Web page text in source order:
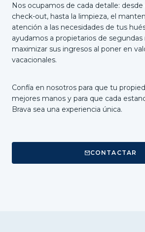
Nos ocupamos de cada detalle:
check-out, hasta la limpieza, el
atención a las necesidades de tus
ayudamos a propietarios de segundas
maximizar sus ingresos al poner en
vacacionales.
Confía en nosotros para que tu
mejores manos y para que cada
Brava sea una experiencia única.
CONTACTAR